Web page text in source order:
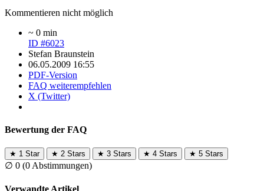
Kommentieren nicht möglich
~ 0 min
ID #6023
Stefan Braunstein
06.05.2009 16:55
PDF-Version
FAQ weiterempfehlen
X (Twitter)
Bewertung der FAQ
★ 1 Star ★ 2 Stars ★ 3 Stars ★ 4 Stars ★ 5 Stars
∅ 0 (0 Abstimmungen)
Verwandte Artikel